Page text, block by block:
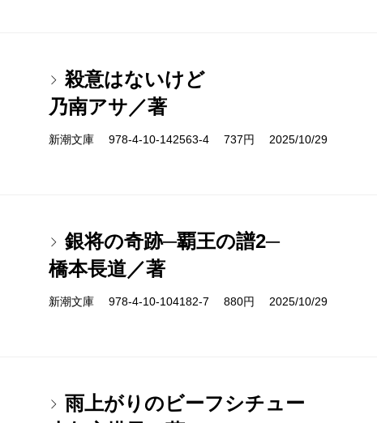
殺意はないけど
乃南アサ／著
新潮文庫 978-4-10-142563-4 737円 2025/10/29
銀将の奇跡─覇王の譜2─
橋本長道／著
新潮文庫 978-4-10-104182-7 880円 2025/10/29
雨上がりのビーフシチュー